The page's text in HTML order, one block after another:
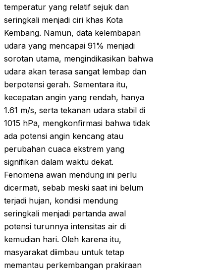
temperatur yang relatif sejuk dan
seringkali menjadi ciri khas Kota
Kembang. Namun, data kelembapan
udara yang mencapai 91% menjadi
sorotan utama, mengindikasikan bahwa
udara akan terasa sangat lembap dan
berpotensi gerah. Sementara itu,
kecepatan angin yang rendah, hanya
1.61 m/s, serta tekanan udara stabil di
1015 hPa, mengkonfirmasi bahwa tidak
ada potensi angin kencang atau
perubahan cuaca ekstrem yang
signifikan dalam waktu dekat.
Fenomena awan mendung ini perlu
dicermati, sebab meski saat ini belum
terjadi hujan, kondisi mendung
seringkali menjadi pertanda awal
potensi turunnya intensitas air di
kemudian hari. Oleh karena itu,
masyarakat diimbau untuk tetap
memantau perkembangan prakiraan